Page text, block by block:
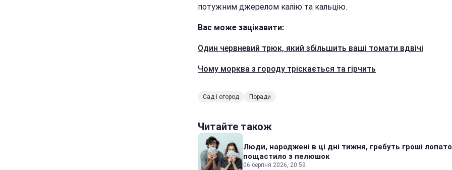
потужним джерелом калію та кальцію.
Вас може зацікавити:
Один червневий трюк, який збільшить ваші томати вдвічі
Чому морква з городу тріскається та гірчить
Сад і огород Поради
Читайте також
Люди, народжені в ці дні тижня, гребуть гроші
пощастило з пелюшок
06 серпня 2026, 20:59